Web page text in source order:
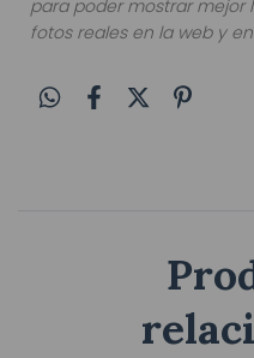
para poder mostrar mejor
fotos reales en la web y en